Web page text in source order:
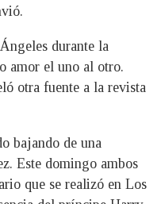
durante la
amor el uno al otro.
otra fuente a la revista
bajando de una
Este domingo ambos
que se realizó en Los